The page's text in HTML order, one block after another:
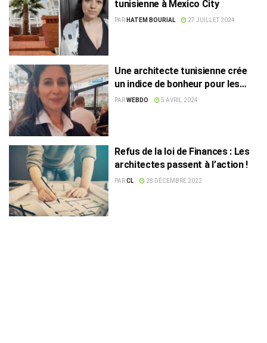
tunisienne à Mexico City
PAR HATEM BOURIAL 27 JUILLET 2024
Une architecte tunisienne crée
un indice de bonheur pour les
constructions
PARWEBDO 5 AVRIL 2024
Refus de la loi de Finances : Les
architectes passent à l’action !
PARCL 28 DÉCEMBRE 2022